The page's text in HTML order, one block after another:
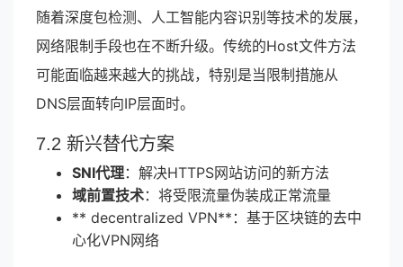
随着深度包检测、人工智能内容识别等技术的发展，
网络限制手段也在不断升级。传统的Host文件方法
可能面临越来越大的挑战，特别是当限制措施从
DNS层面转向IP层面时。
7.2 新兴替代方案
SNI代理：解决HTTPS网站访问的新方法
域前置技术：将受限流量伪装成正常流量
** decentralized VPN**：基于区块链的去中
心化VPN网络